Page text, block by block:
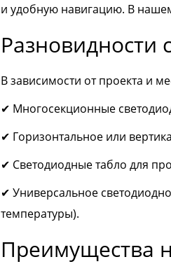
и удобную навигацию. В
Разновидности
В зависимости от проекта и
✔ Многосекционные
✔ Горизонтальное или
✔ Светодиодные табло для
✔ Универсальное
температуры).
Преимущества